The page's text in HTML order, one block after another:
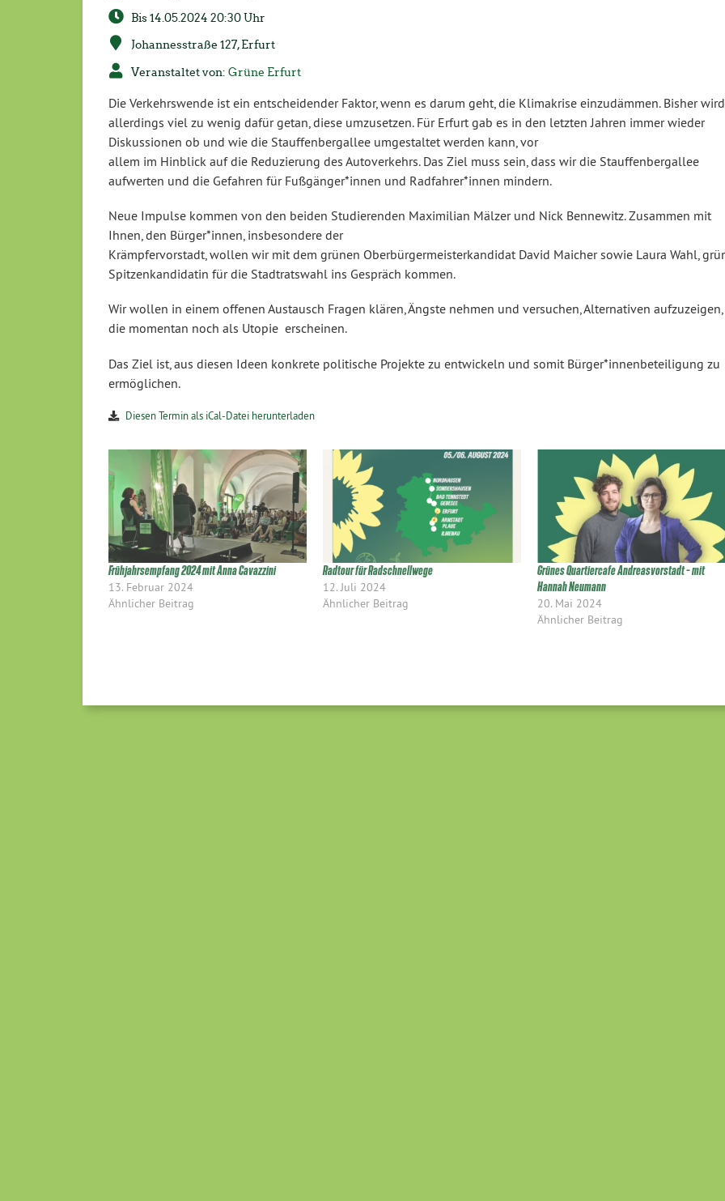
Bis 14.05.2024 20:30 Uhr
Johannesstraße 127, Erfurt
Veranstaltet von:Grüne Erfurt
Die Verkehrswende ist ein entscheidender Faktor, wenn es darum geht, die Klimakrise einzudämmen. Bisher wird
allerdings viel zu wenig dafür getan, diese umzusetzen. Für Erfurt gab es in den letzten Jahren immer wieder
Diskussionen ob und wie die Stauffenbergallee umgestaltet werden kann, vor
allem im Hinblick auf die Reduzierung des Autoverkehrs. Das Ziel muss sein, dass wir die Stauffenbergallee
aufwerten und die Gefahren für Fußgänger*innen und Radfahrer*innen mindern.
Neue Impulse kommen von den beiden Studierenden Maximilian Mälzer und Nick Bennewitz. Zusammen mit
Ihnen, den Bürger*innen, insbesondere der
Krämpfervorstadt, wollen wir mit dem grünen Oberbürgermeisterkandidat David Maicher sowie Laura Wahl,
Spitzenkandidatin für die Stadtratswahl ins Gespräch kommen.
Wir wollen in einem offenen Austausch Fragen klären, Ängste nehmen und versuchen, Alternativen aufzuzeigen,
die momentan noch als Utopie erscheinen.
Das Ziel ist, aus diesen Ideen konkrete politische Projekte zu entwickeln und somit Bürger*innenbeteiligung zu
ermöglichen.
Diesen Termin als iCal-Datei herunterladen
Frühjahrsempfang 2024 mit Anna Cavazzini
13. Februar 2024
Ähnlicher Beitrag
Radtour für Radschnellwege
12. Juli 2024
Ähnlicher Beitrag
Grünes Quartiercafe Andreasvorstadt – mit
Hannah Neumann
20. Mai 2024
Ähnlicher Beitrag